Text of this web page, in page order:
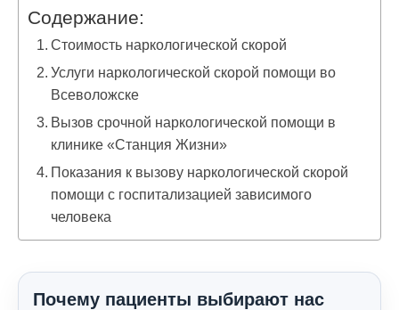
Содержание:
Стоимость наркологической скорой
Услуги наркологической скорой помощи во
Всеволожске
Вызов срочной наркологической помощи в
клинике «Станция Жизни»
Показания к вызову наркологической скорой
помощи с госпитализацией зависимого
человека
Почему пациенты выбирают нас